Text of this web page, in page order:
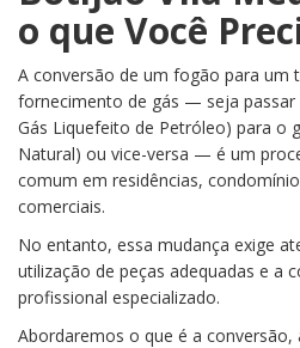
o que Você
A conversão de um fogão para um
fornecimento de gás — seja passar
Gás Liquefeito de Petróleo) para o
Natural) ou vice-versa — é um
comum em residências,
comerciais.
No entanto, essa mudança exige
utilização de peças adequadas e a
profissional especializado.
Abordaremos o que é a conversão,